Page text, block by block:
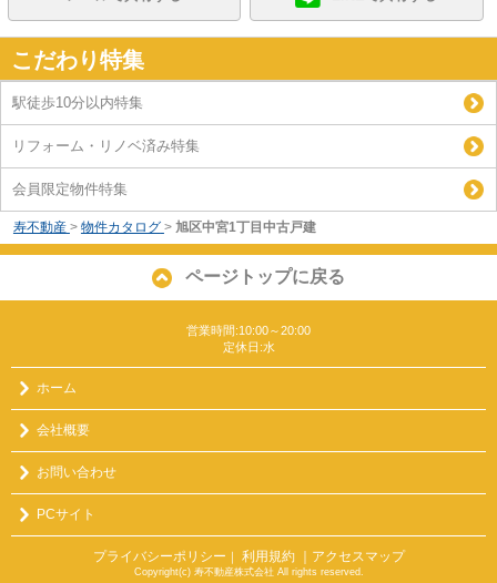
こだわり特集
駅徒歩10分以内特集
リフォーム・リノベ済み特集
会員限定物件特集
寿不動産 > 物件カタログ > 旭区中宮1丁目中古戸建
ページトップに戻る
営業時間:10:00～20:00
定休日:水
ホーム
会社概要
お問い合わせ
PCサイト
プライバシーポリシー ｜ 利用規約 ｜アクセスマップ
Copyright(c) 寿不動産株式会社 All rights reserved.